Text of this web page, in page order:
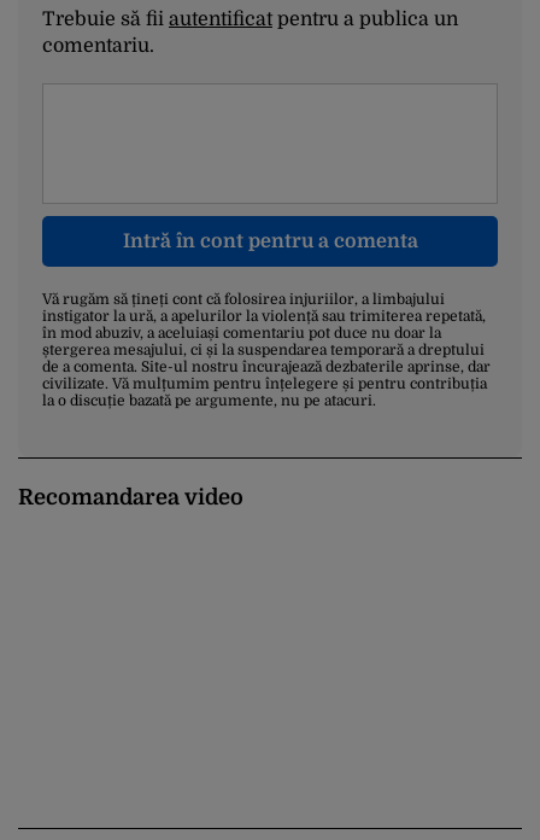
Trebuie să fii autentificatpentru a publica un
comentariu.
Intră în cont pentru a comenta
Vă rugăm să țineți cont că folosirea injuriilor, a limbajului
instigator la ură, a apelurilor la violență sau trimiterea repetată,
în mod abuziv, a aceluiași comentariu pot duce nu doar la
ștergerea mesajului, ci și la suspendarea temporară a dreptului
de a comenta. Site-ul nostru încurajează dezbaterile aprinse, dar
civilizate. Vă mulțumim pentru înțelegere și pentru contribuția
la o discuție bazată pe argumente, nu pe atacuri.
Recomandarea video